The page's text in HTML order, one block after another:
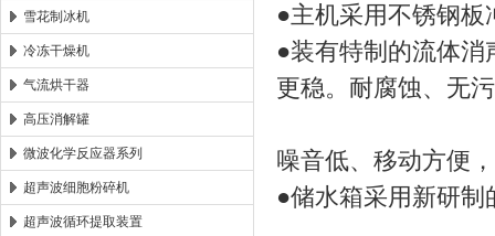
雪花制冰机
冷冻干燥机
气流烘干器
高压消解罐
微波化学反应器系列
超声波细胞粉碎机
超声波循环提取装置
●主机采用不锈钢
●装有特制的流体
更稳。耐腐蚀、无
噪音低、移动方便
●储水箱采用新研